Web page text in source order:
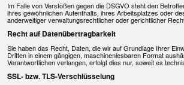
Im Falle von Verstößen gegen die DSGVO steht den
ihres gewöhnlichen Aufenthalts, ihres Arbeitsplatzes oder
anderweitiger verwaltungsrechtlicher oder gerichtlicher
Recht auf Datenübertragbarkeit
Sie haben das Recht, Daten, die wir auf Grundlage Ihrer
Dritten in einem gängigen, maschinenlesbaren Format
Verantwortlichen verlangen, erfolgt dies nur, soweit es
SSL- bzw. TLS-Verschlüsselung